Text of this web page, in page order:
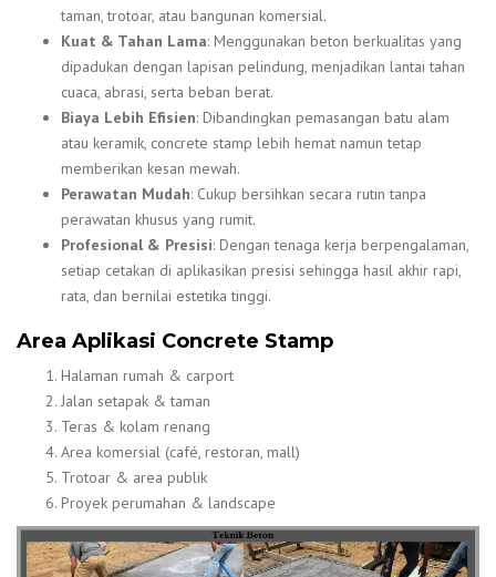
taman, trotoar, atau bangunan komersial.
Kuat & Tahan Lama: Menggunakan beton berkualitas yang
dipadukan dengan lapisan pelindung, menjadikan lantai tahan
cuaca, abrasi, serta beban berat.
Biaya Lebih Efisien: Dibandingkan pemasangan batu alam
atau keramik, concrete stamp lebih hemat namun tetap
memberikan kesan mewah.
Perawatan Mudah: Cukup bersihkan secara rutin tanpa
perawatan khusus yang rumit.
Profesional & Presisi: Dengan tenaga kerja berpengalaman,
setiap cetakan di aplikasikan presisi sehingga hasil akhir rapi,
rata, dan bernilai estetika tinggi.
Area Aplikasi Concrete Stamp
Halaman rumah & carport
Jalan setapak & taman
Teras & kolam renang
Area komersial (café, restoran, mall)
Trotoar & area publik
Proyek perumahan & landscape